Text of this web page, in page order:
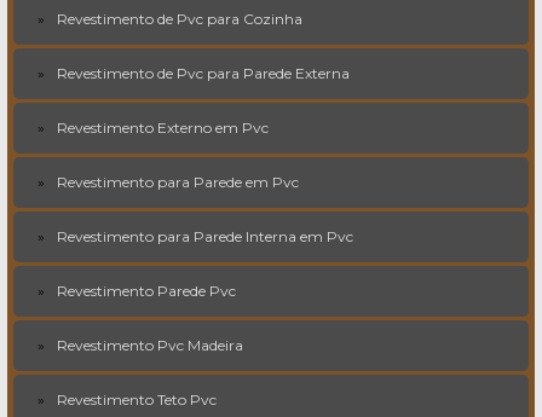
Revestimento de Pvc para Cozinha
Revestimento de Pvc para Parede Externa
Revestimento Externo em Pvc
Revestimento para Parede em Pvc
Revestimento para Parede Interna em Pvc
Revestimento Parede Pvc
Revestimento Pvc Madeira
Revestimento Teto Pvc